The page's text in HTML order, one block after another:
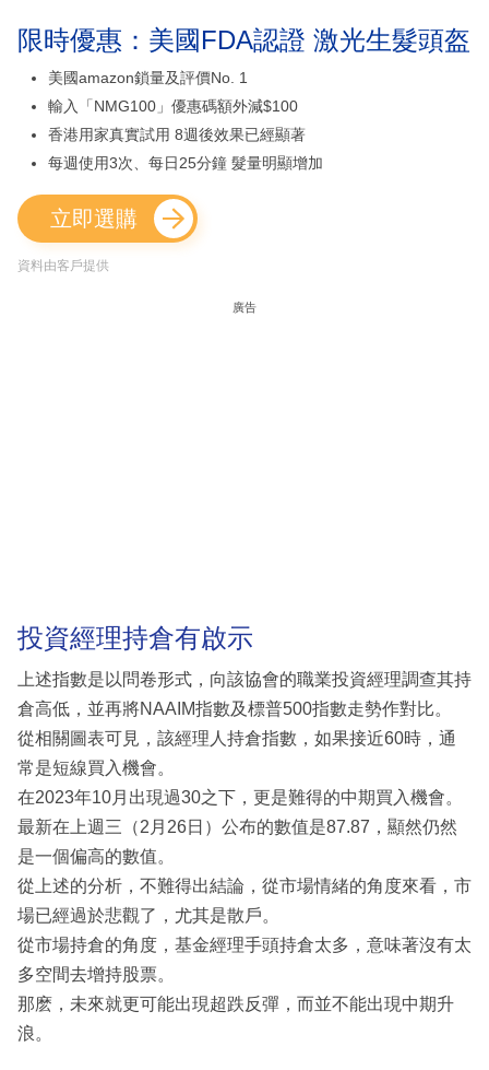
限時優惠：美國FDA認證 激光生髮頭盔
美國amazon鎖量及評價No. 1
輸入「NMG100」優惠碼額外減$100
香港用家真實試用 8週後效果已經顯著
每週使用3次、每日25分鐘 髮量明顯增加
立即選購
資料由客戶提供
廣告
投資經理持倉有啟示
上述指數是以問卷形式，向該協會的職業投資經理調查其持
倉高低，並再將NAAIM指數及標普500指數走勢作對比。
從相關圖表可見，該經理人持倉指數，如果接近60時，通
常是短線買入機會。
在2023年10月出現過30之下，更是難得的中期買入機會。
最新在上週三（2月26日）公布的數值是87.87，顯然仍然
是一個偏高的數值。
從上述的分析，不難得出結論，從市場情緒的角度來看，市
場已經過於悲觀了，尤其是散戶。
從市場持倉的角度，基金經理手頭持倉太多，意味著沒有太
多空間去增持股票。
那麽，未來就更可能出現超跌反彈，而並不能出現中期升
浪。